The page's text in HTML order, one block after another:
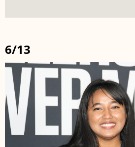
6/13